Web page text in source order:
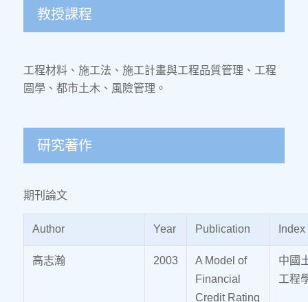
教授課程
工程材料、施工法、施工計畫與工程品質管理、工程
圖學、都市土木、風險管理。
研究著作
期刊論文
Author Year Publication Index
高志瀚 2003
A Model of
Financial
Credit Rating
中國
工程